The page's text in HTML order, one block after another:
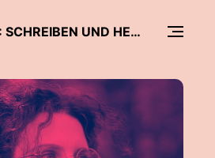
3M TRIFFT: SCHREIBEN UND HERKUNFT